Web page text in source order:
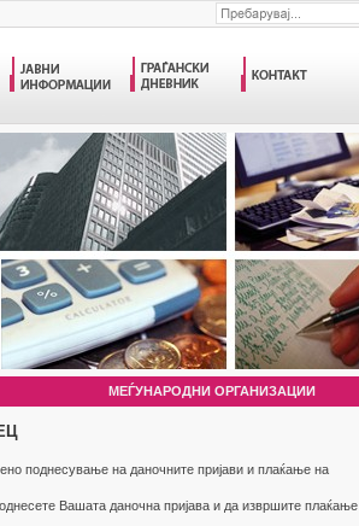
МЕЃУНАРОДНИ ОРГАНИЗАЦИИ
поднесување на даночните пријави и плаќање на
Вашата даночна пријава и да извршите плаќање